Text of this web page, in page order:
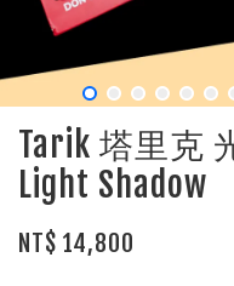
Tarik 塔里克
Light Shadow
NT$ 14,800